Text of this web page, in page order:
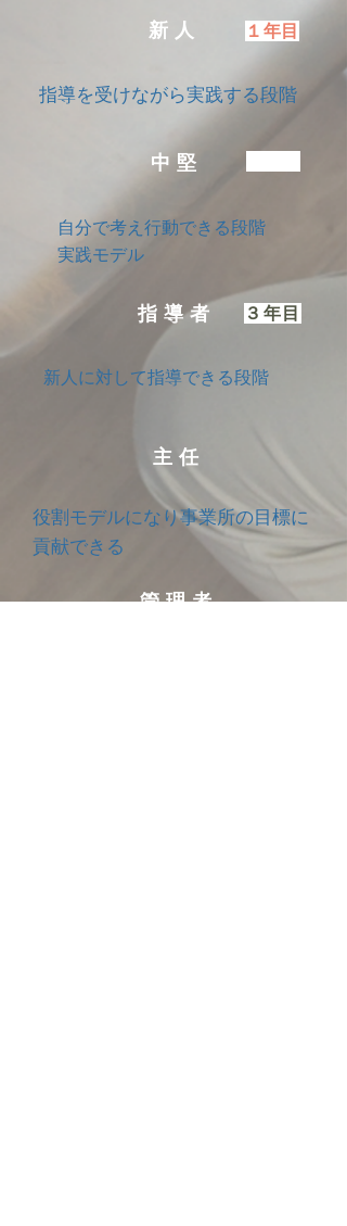
新人 １年目
指導を受けながら実践する段階
中堅
自分で考え行動できる段階
実践モデル
指導者 ３年目
新人に対して指導できる段階
主任
役割モデルになり事業所の目標に
貢献できる
管理者